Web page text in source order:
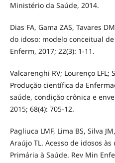
Ministério da Saúde, 2014.
Dias FA, Gama ZAS, Tavares
do idoso: modelo conceitual
Enferm, 2017; 22(3): 1-11.
Valcarenghi RV; Lourenço LFL;
Produção científica da
saúde, condição crônica e
2015; 68(4): 705-12.
Pagliuca LMF, Lima BS, Silva
Araújo TL. Acesso de idosos
Primária à Saúde. Rev Min